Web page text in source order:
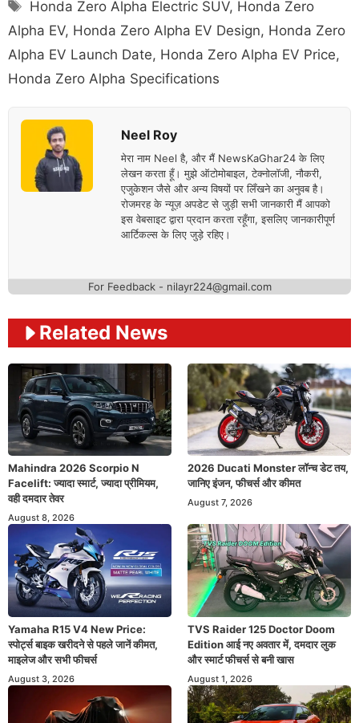
Tags
Honda Zero Alpha Electric SUV, Honda Zero
Alpha EV, Honda Zero Alpha EV Design, Honda Zero
Alpha EV Launch Date, Honda Zero Alpha EV Price,
Honda Zero Alpha Specifications
Neel Roy
मेरा नाम Neel है, और मैं NewsKaGhar24 के लिए
लेखन करता हूँ। मुझे ऑटोमोबाइल, टेक्नोलॉजी, नौकरी,
एजुकेशन जैसे और अन्य विषयों पर लिँखने का अनुवब है।
रोजमरह के न्यूज़ अपडेट से जुड़ी सभी जानकारी मैं आपको
इस वेबसाइट द्वारा प्रदान करता रहूँगा, इसलिए जानकारीपूर्ण
आर्टिकल्स के लिए जुड़े रहिए।
For Feedback - nilayr224@gmail.com
Related News
Mahindra 2026 Scorpio N
Facelift: ज्यादा स्मार्ट, ज्यादा प्रीमियम,
वही दमदार तेवर
August 8, 2026
2026 Ducati Monster लॉन्च डेट तय,
जानिए इंजन, फीचर्स और कीमत
August 7, 2026
Yamaha R15 V4 New Price:
स्पोर्ट्स बाइक खरीदने से पहले जानें कीमत,
माइलेज और सभी फीचर्स
August 3, 2026
TVS Raider 125 Doctor Doom
Edition आई नए अवतार में, दमदार लुक
और स्मार्ट फीचर्स से बनी खास
August 1, 2026